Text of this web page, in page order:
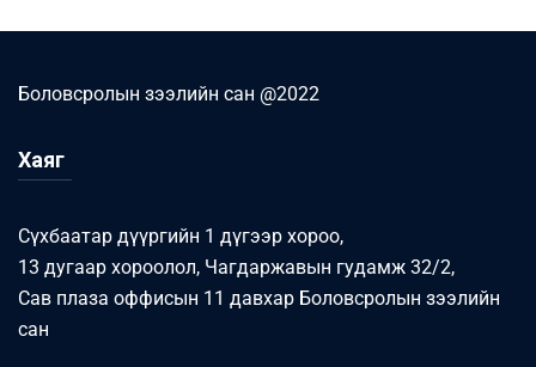
Боловсролын зээлийн сан @2022
Хаяг
Сүхбаатар дүүргийн 1 дүгээр хороо,
13 дугаар хороолол, Чагдаржавын гудамж 32/2,
Сав плаза оффисын 11 давхар Боловсролын зээлийн
сан